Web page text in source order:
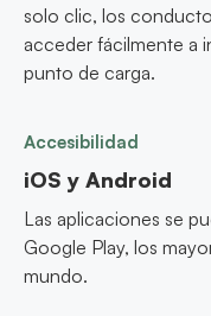
solo clic, los
acceder fácilmente a
punto de carga.
Accesibilidad
iOS y Android
Las aplicaciones se
Google Play, los
mundo.